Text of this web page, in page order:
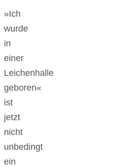
»Ich
wurde
in
einer
Leichenhalle
geboren«
ist
jetzt
nicht
unbedingt
ein